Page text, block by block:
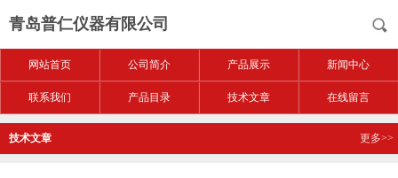
青岛普仁仪器有限公司
网站首页 公司简介 产品展示 新闻中心
联系我们 产品目录 技术文章 在线留言
技术文章 更多>>